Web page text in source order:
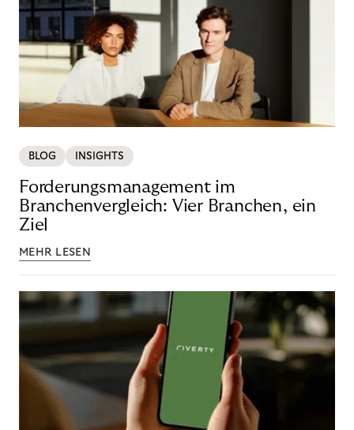
BLOG INSIGHTS
Forderungsmanagement im
Branchenvergleich: Vier Branchen, ein
Ziel
MEHR LESEN